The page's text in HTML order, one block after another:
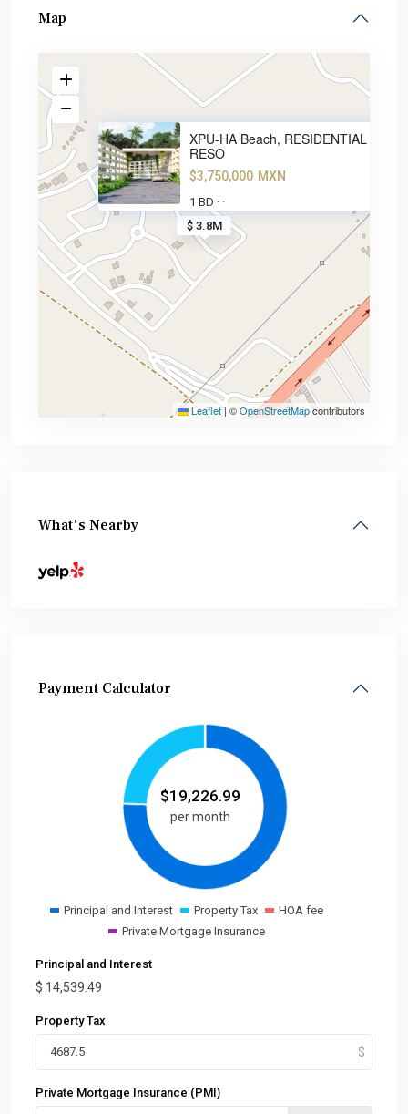
Map
$ 3.8M
XPU-HA Beach, RESIDENTIAL
RESO
$3,750,000 MXN
1 BD · ·
Leaflet | ©OpenStreetMapcontributors
What's Nearby
Payment Calculator
$19,226.99
per month
Principal and Interest Property Tax
HOA fee
Private Mortgage Insurance
Principal and Interest
$ 14,539.49
Property Tax
Private Mortgage Insurance (PMI)